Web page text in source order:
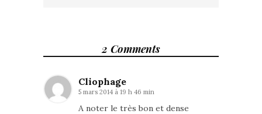
2 Comments
Cliophage
5 mars 2014 à 19 h 46 min
A noter le très bon et dense